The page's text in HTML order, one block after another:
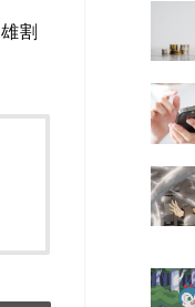
割